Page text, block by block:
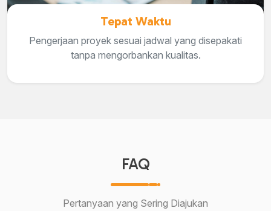
Tepat Waktu
Pengerjaan proyek sesuai jadwal yang disepakati
tanpa mengorbankan kualitas.
FAQ
Pertanyaan yang Sering Diajukan